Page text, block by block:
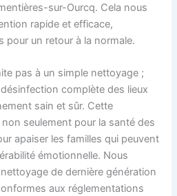
sur-Ourcq. Cela nous
rapide et efficace,
pour un retour à la normale.
pas à un simple nettoyage ;
complète des lieux
sain et sûr. Cette
seulement pour la santé des
apaiser les familles qui peuvent
émotionnelle. Nous
de dernière génération
aux réglementations